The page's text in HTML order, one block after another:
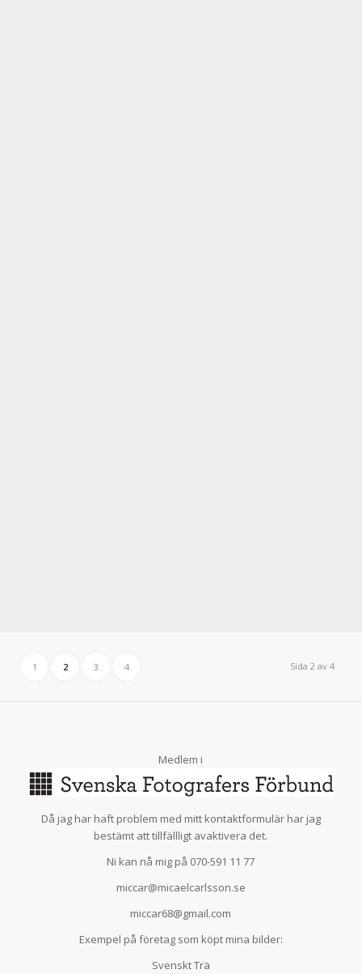
Sida 2 av 4
1 2 3 4
Medlem i
Då jag har haft problem med mitt kontaktformulär har jag
bestämt att tillfällligt avaktivera det.
Ni kan nå mig på 070-591 11 77
miccar@micaelcarlsson.se
miccar68@gmail.com
Exempel på företag som köpt mina bilder:
Svenskt Trä